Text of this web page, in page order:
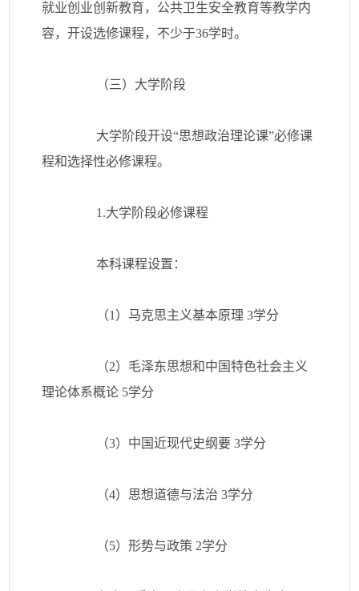
就业创业创新教育，公共卫生安全教育等教学内
容，开设选修课程，不少于36学时。
（三）大学阶段
大学阶段开设“思想政治理论课”必修课
程和选择性必修课程。
1.大学阶段必修课程
本科课程设置：
（1）马克思主义基本原理 3学分
（2）毛泽东思想和中国特色社会主义
理论体系概论 5学分
（3）中国近现代史纲要 3学分
（4）思想道德与法治 3学分
（5）形势与政策 2学分